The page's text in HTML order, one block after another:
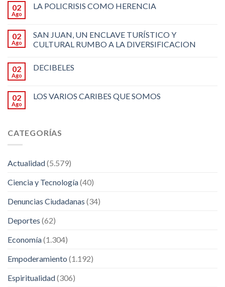
02
Ago
LA POLICRISIS COMO HERENCIA
02
Ago
SAN JUAN, UN ENCLAVE TURÍSTICO Y
CULTURAL RUMBO A LA DIVERSIFICACION
02
Ago
DECIBELES
02
Ago
LOS VARIOS CARIBES QUE SOMOS
CATEGORÍAS
Actualidad(5.579)
Ciencia y Tecnología(40)
Denuncias Ciudadanas (34)
Deportes (62)
Economía(1.304)
Empoderamiento (1.192)
Espiritualidad(306)